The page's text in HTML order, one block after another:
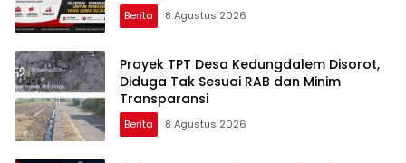
Berita 8 Agustus 2026
Proyek TPT Desa Kedungdalem Disorot,
Diduga Tak Sesuai RAB dan Minim
Transparansi
Berita 8 Agustus 2026